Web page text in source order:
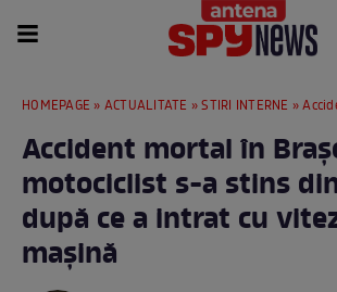
HOMEPAGE » ACTUALITATE »STIRI INTERNE » Accident mortal în
Accident mortal în
motociclist s-a stins
după ce a intrat cu
mașină